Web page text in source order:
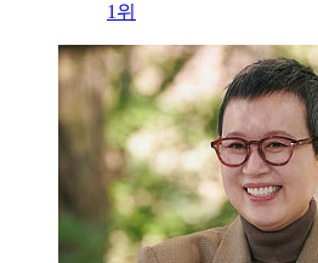
1위